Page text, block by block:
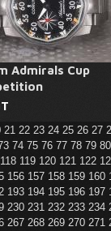
Admirals Cup
21 22 23 24 25 26 27
74 75 76 77 78 79
118 119 120 121 122
156 157 158 159 160
193 194 195 196 197
230 231 232 233 234
267 268 269 270 271